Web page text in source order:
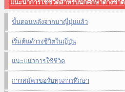
แนะนำการใช้ชีวิตสำหรับนักศึกษาต่างชาติ
ขั้นตอนหลังจากมาญี่ปุ่นแล้ว
เริ่มต้นดำรงชีวิตในญี่ปุ่น
แนะแนวการใช้ชีวิต
การสมัครขอรับทุนการศึกษา